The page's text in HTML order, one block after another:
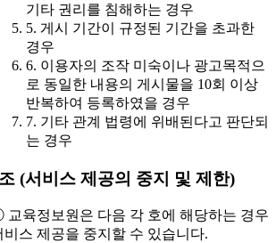
기타 권리를 침해하는 경우
5. 게시 기간이 규정된 기간을 초과한
경우
6. 이용자의 조작 미숙이나 광고목적으
로 동일한 내용의 게시물을 10회 이상
반복하여 등록하였을 경우
7. 기타 관계 법령에 위배된다고 판단되
는 경우
(서비스 제공의 중지 및 제한)
육정보원은 다음 각 호에 해당하는 경우
비스 제공을 중지할 수 있습니다.